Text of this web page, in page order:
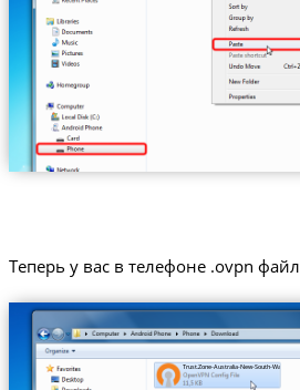
Теперь у вас в телефоне .ovpn
Trust.Zone-Australia-New-South-Wales.ovpn